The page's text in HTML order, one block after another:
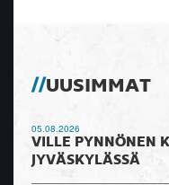
UUSIMMAT
05.08.2026
VILLE PYNNÖNEN
JYVÄSKYLÄSSÄ